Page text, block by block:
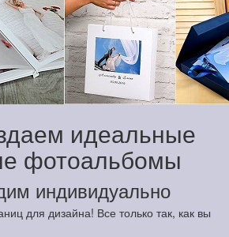
идеальные
фотоальбомы
индивидуально
для дизайна! Все только так, как вы